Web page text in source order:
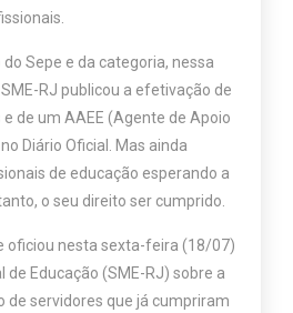
Sepe e da categoria, nessa
RJ publicou a efetivação de
de um AAEE (Agente de Apoio
Diário Oficial. Mas ainda
de educação esperando a
o seu direito ser cumprido.
oficiou nesta sexta-feira (18/07)
de Educação (SME-RJ) sobre a
de servidores que já cumpriram